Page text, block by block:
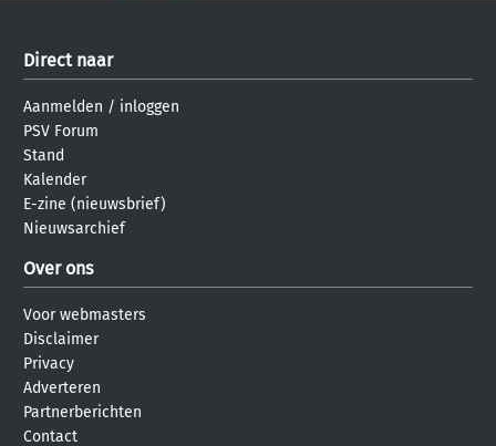
Direct naar
Aanmelden / inloggen
PSV Forum
Stand
Kalender
E-zine (nieuwsbrief)
Nieuwsarchief
Over ons
Voor webmasters
Disclaimer
Privacy
Adverteren
Partnerberichten
Contact